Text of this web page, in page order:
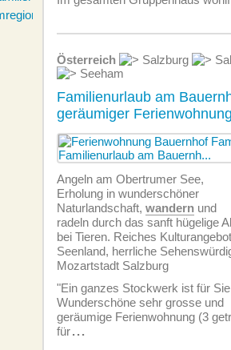
Österreich Salzburg
Seeham
Familienurlaub am
geräumiger
Angeln am Obertrumer See,
Erholung in wunderschöner
Naturlandschaft, wandern und
radeln durch das sanft hügelige
bei Tieren. Reiches
Seenland, herrliche
Mozartstadt Salzburg
"Ein ganzes Stockwerk ist für
Wunderschöne sehr grosse und
geräumige Ferien­wohnung (3
für...